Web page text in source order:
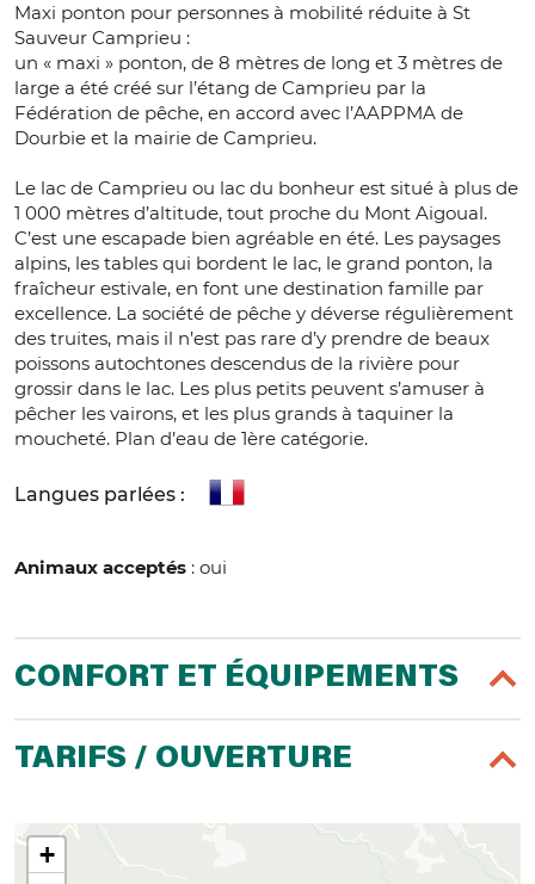
Maxi ponton pour personnes à mobilité réduite à St
Sauveur Camprieu :
un « maxi » ponton, de 8 mètres de long et 3 mètres de
large a été créé sur l’étang de Camprieu par la
Fédération de pêche, en accord avec l’AAPPMA de
Dourbie et la mairie de Camprieu.
Le lac de Camprieu ou lac du bonheur est situé à plus de
1 000 mètres d’altitude, tout proche du Mont Aigoual.
C’est une escapade bien agréable en été. Les paysages
alpins, les tables qui bordent le lac, le grand ponton, la
fraîcheur estivale, en font une destination famille par
excellence. La société de pêche y déverse régulièrement
des truites, mais il n’est pas rare d’y prendre de beaux
poissons autochtones descendus de la rivière pour
grossir dans le lac. Les plus petits peuvent s’amuser à
pêcher les vairons, et les plus grands à taquiner la
moucheté. Plan d’eau de 1ère catégorie.
Langues parlées :
Animaux acceptés : oui
CONFORT ET ÉQUIPEMENTS
TARIFS / OUVERTURE
+